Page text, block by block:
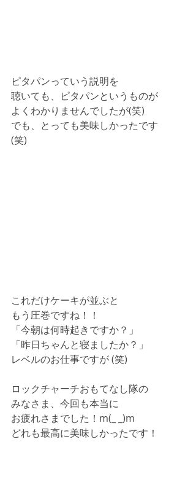
ピタパンっていう説明を
聴いても、ピタパンというものが
よくわかりませんでしたが(笑)
でも、とっても美味しかったです
(笑)
これだけケーキが並ぶと
もう圧巻ですね！！
「今朝は何時起きですか？」
「昨日ちゃんと寝ましたか？」
レベルのお仕事ですが (笑)
ロックチャーチおもてなし隊の
みなさま、今回も本当に
お疲れさまでした！m(_ _)m
どれも最高に美味しかったです！